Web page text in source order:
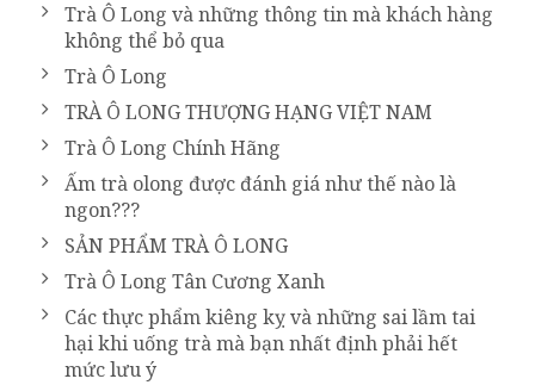
Trà Ô Long và những thông tin mà khách hàng
không thể bỏ qua
Trà Ô Long
TRÀ Ô LONG THƯỢNG HẠNG VIỆT NAM
Trà Ô Long Chính Hãng
Ấm trà olong được đánh giá như thế nào là
ngon???
SẢN PHẨM TRÀ Ô LONG
Trà Ô Long Tân Cương Xanh
Các thực phẩm kiêng kỵ và những sai lầm tai
hại khi uống trà mà bạn nhất định phải hết
mức lưu ý